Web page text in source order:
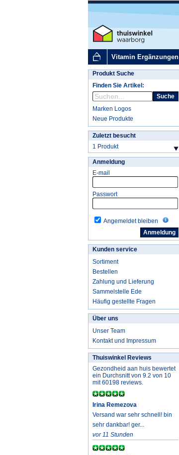
Vitamin Ergänzungen
Produkt Suche
Finden Sie Artikel:
Suche
Marken Logos
Neue Produkte
Zuletzt besucht
1 Produkt
Anmeldung
E-mail
Passwort
Angemeldet bleiben
Kunden service
Sortiment
Bestellen
Zahlung und Lieferung
Sammelstelle Ede
Häufig gestellte Fragen
Über uns
Unser Team
Kontakt und Impressum
Thuiswinkel Reviews
Gezondheid aan huis bewertet
ein Durchsnitt von 9.2 von 10
mit 60198 reviews.
Irina Remezova
Versand war sehr schnell! bin
sehr dankbar! ger...
vor 11 Stunden